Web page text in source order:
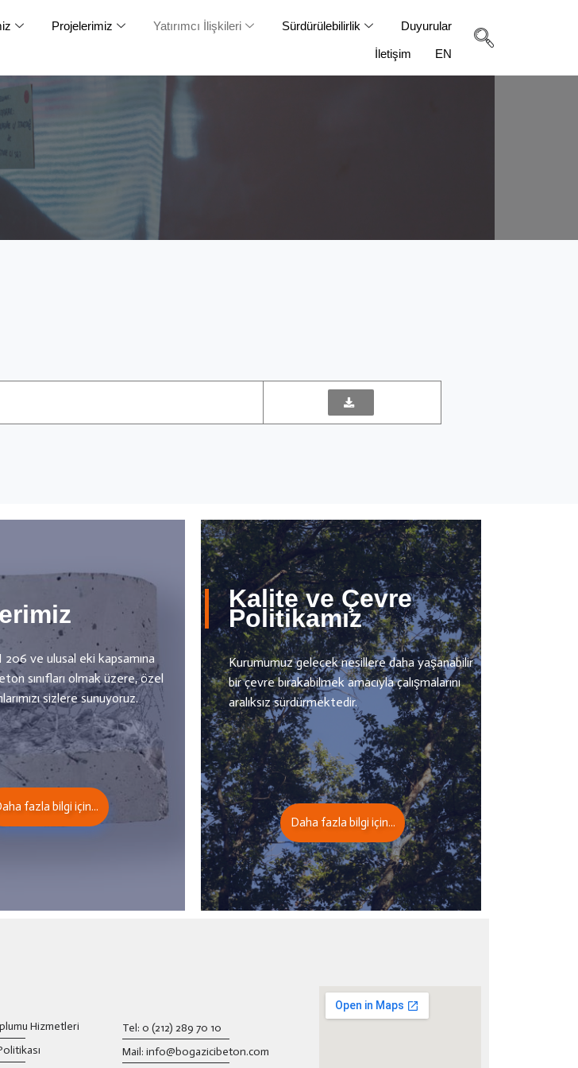
Projelerimiz Yatırımcı İlişkileri Sürdürülebilirlik Duyurular
İletişim EN
ve ulusal eki kapsamına
sınıfları olmak üzere, özel
sizlere sunuyoruz.
fazla bilgi için...
Kalite ve Çevre
Politikamız
Kurumumuz gelecek nesillere daha yaşanabilir
bir çevre bırakabilmek amacıyla çalışmalarını
aralıksız sürdürmektedir.
Daha fazla bilgi için...
Hizmetleri
Tel: 0 (212) 289 70 10
Mail: info@bogazicibeton.com